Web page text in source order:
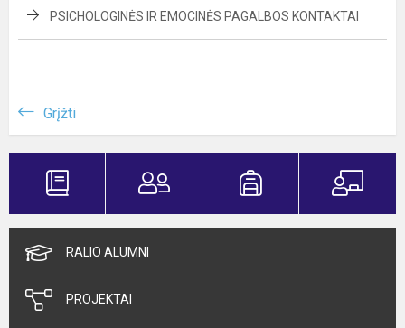
PSICHOLOGINĖS IR EMOCINĖS PAGALBOS KONTAKTAI
Grįžti
RALIO ALUMNI
PROJEKTAI